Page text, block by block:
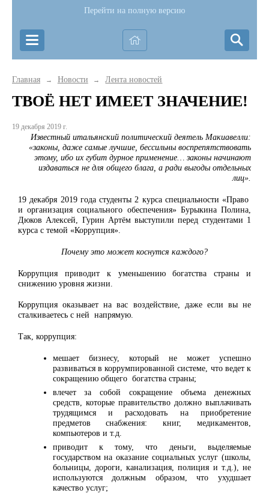
Перейти на полную версию
Главная → Новости → Лента новостей
ТВОЁ НЕТ ИМЕЕТ ЗНАЧЕНИЕ!
19 декабря 2019 г.
Известный итальянский политический деятель Макиавелли:
«законы, даже самые лучшие, бессильны воспрепятствовать
этому, ибо их губит дурное применение… законы начинают
издаваться не для общего блага, а ради выгоды отдельных
лиц».
19 декабря 2019 года студенты 2 курса специальности «Право
и организация социального обеспечения» Бурыкина Полина,
Дюков Алексей, Гурин Артём выступили перед студентами 1
курса с темой «Коррупция».
Почему это может коснутся каждого?
Коррупция приводит к уменьшению богатства страны и
снижению уровня жизни.
Коррупция оказывает на вас воздействие, даже если вы не
сталкиваетесь с ней напрямую.
Так, коррупция:
мешает бизнесу, который не может успешно
развиваться в коррумпированной системе, что ведет к
сокращению общего богатства страны;
влечет за собой сокращение объема денежных
средств, которые правительство должно выплачивать
трудящимся и расходовать на приобретение
предметов снабжения: книг, медикаментов,
компьютеров и т.д.
приводит к тому, что деньги, выделяемые
государством на оказание социальных услуг (школы,
больницы, дороги, канализация, полиция и т.д.), не
используются должным образом, что ухудшает
качество услуг;